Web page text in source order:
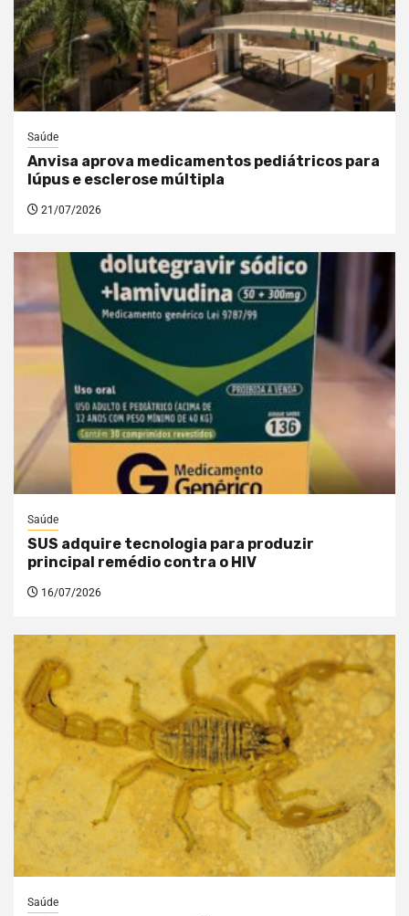
Saúde
Anvisa aprova medicamentos pediátricos para
lúpus e esclerose múltipla
21/07/2026
Saúde
SUS adquire tecnologia para produzir
principal remédio contra o HIV
16/07/2026
Saúde